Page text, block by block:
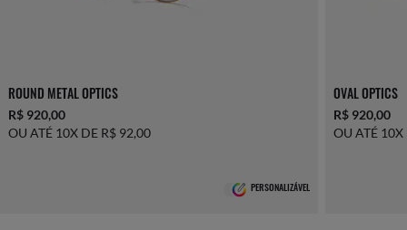
ROUND METAL OPTICS
R$ 920,00
OU ATÉ 10X DE R$ 92,00
PERSONALIZÁVEL
OVAL OPTICS
R$ 920,00
OU ATÉ